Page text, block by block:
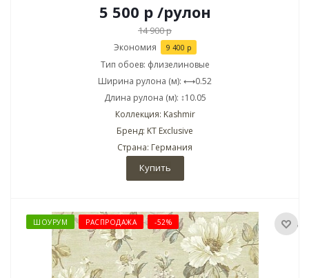
5 500 р /рулон
14 900р
Экономия 9 400 р
Тип обоев: флизелиновые
Ширина рулона (м): ⟷0.52
Длина рулона (м): ↕10.05
Коллекция: Kashmir
Бренд: KT Exclusive
Страна: Германия
Купить
ШОУРУМ РАСПРОДАЖА -52%